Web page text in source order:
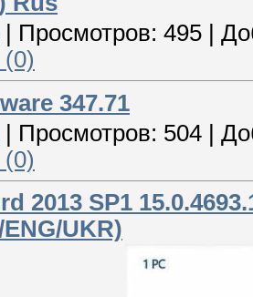
| Просмотров: 495
347.71
| Просмотров: 504 |
2013 SP1
UKR)